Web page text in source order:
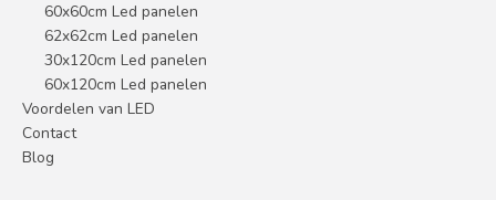
60x60cm Led panelen
62x62cm Led panelen
30x120cm Led panelen
60x120cm Led panelen
Voordelen van LED
Contact
Blog